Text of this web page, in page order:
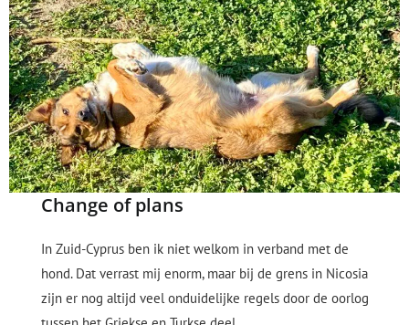
Change of plans
In Zuid-Cyprus ben ik niet welkom in verband met de
hond. Dat verrast mij enorm, maar bij de grens in Nicosia
zijn er nog altijd veel onduidelijke regels door de oorlog